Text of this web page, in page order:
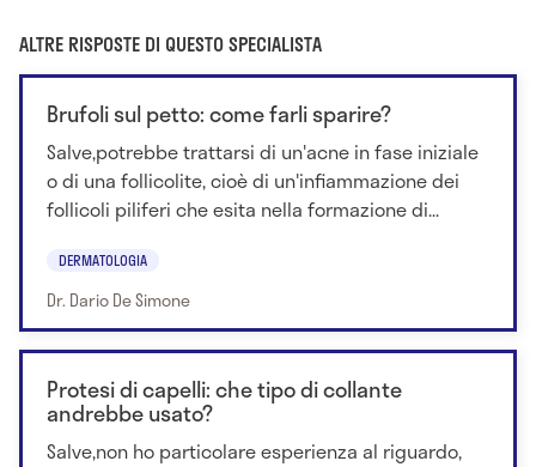
ALTRE RISPOSTE DI QUESTO SPECIALISTA
Brufoli sul petto: come farli sparire?
Salve,potrebbe trattarsi di un'acne in fase iniziale
o di una follicolite, cioè di un'infiammazione dei
follicoli piliferi che esita nella formazione di...
DERMATOLOGIA
Dr. Dario De Simone
Protesi di capelli: che tipo di collante
andrebbe usato?
Salve,non ho particolare esperienza al riguardo,